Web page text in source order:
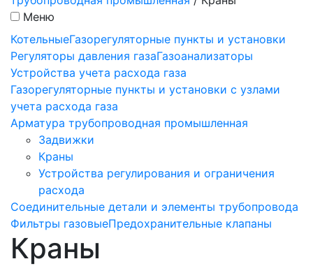
Меню
КотельныеГазорегуляторные пункты и установки
Регуляторы давления газаГазоанализаторы
Устройства учета расхода газа
Газорегуляторные пункты и установки с узлами
учета расхода газа
Арматура трубопроводная промышленная
Задвижки
Краны
Устройства регулирования и ограничения
расхода
Соединительные детали и элементы трубопровода
Фильтры газовыеПредохранительные клапаны
Краны